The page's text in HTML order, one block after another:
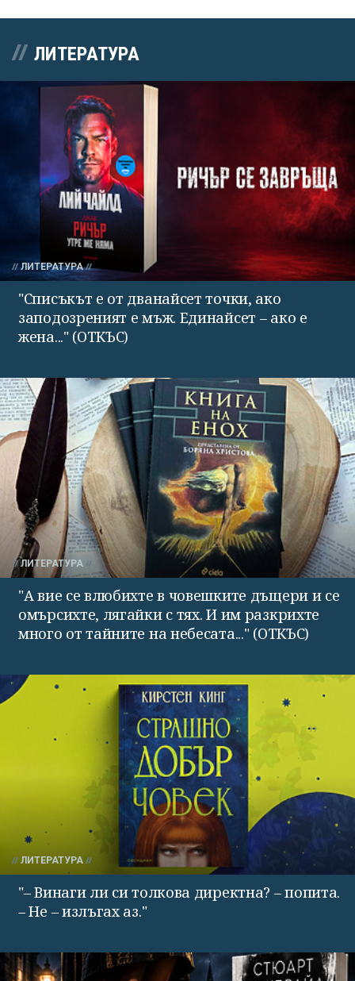
ЛИТЕРАТУРА
ЛИТЕРАТУРА
"Списъкът е от дванайсет точки, ако
заподозреният е мъж. Единайсет – ако е
жена..." (ОТКЪС)
ЛИТЕРАТУРА
"А вие се влюбихте в чо­вешките дъщери и се
омърсихте, лягайки с тях. И им раз­крихте
много от тайните на небесата..." (ОТКЪС)
ЛИТЕРАТУРА
"– Винаги ли си толкова директна? – попита.
– Не – излъгах аз."